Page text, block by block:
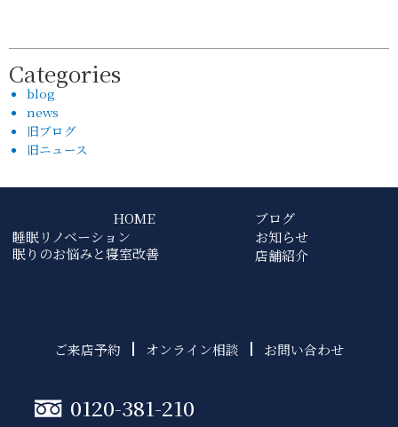
Categories
blog
news
旧ブログ
旧ニュース
HOME
睡眠リノベーション
眠りのお悩みと寝室改善
ブログ
お知らせ
店舗紹介
ご来店予約 オンライン相談 お問い合わせ
0120-381-210